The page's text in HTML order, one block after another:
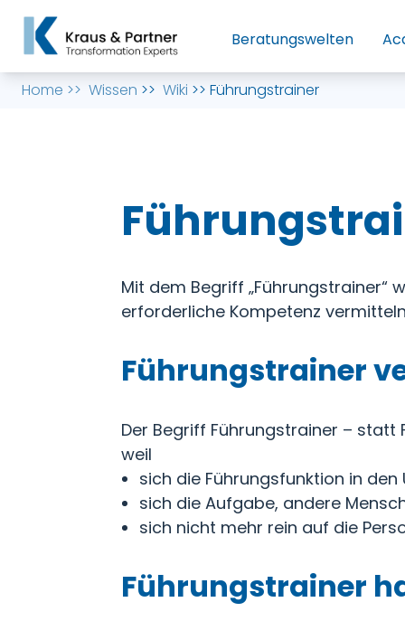
Beratungswelten
Home >> Wissen >> Wiki >> Führungstrainer
Mit dem Begriff „Führungstrainer“
erforderliche Kompetenz
Führungstrainer
Der Begriff Führungstrainer –
weil
sich die Führungsfunktion in
sich die Aufgabe, andere
sich nicht mehr rein auf die
Führungstrainer